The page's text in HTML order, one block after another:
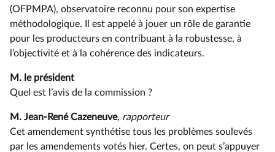
(OFPMPA), observatoire reconnu pour son expertise
méthodologique. Il est appelé à jouer un rôle de garantie
pour les producteurs en contribuant à la robustesse, à
l’objectivité et à la cohérence des indicateurs.
M. le président
Quel est l’avis de la commission ?
M. Jean-René Cazeneuve, rapporteur
Cet amendement synthétise tous les problèmes soulevés
par les amendements votés hier. Certes, on peut s’appuyer